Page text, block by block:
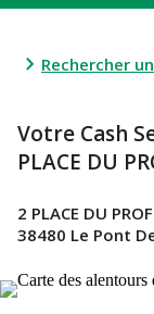
Rechercher
Votre Cash
PLACE DU
2 PLACE DU
38480 Le Pont